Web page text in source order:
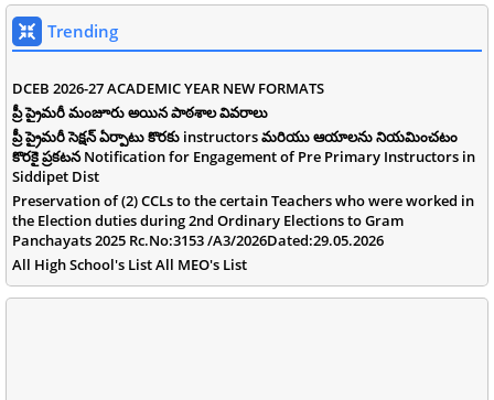
Trending
DCEB 2026-27 ACADEMIC YEAR NEW FORMATS
ప్రీ ప్రైమరీ మంజూరు అయిన పాఠశాల వివరాలు
ప్రీ ప్రైమరీ సెక్షన్ ఏర్పాటు కొరకు instructors మరియు ఆయాలను నియమించటం
కొరకై ప్రకటన Notification for Engagement of Pre Primary Instructors in
Siddipet Dist
Preservation of (2) CCLs to the certain Teachers who were worked in
the Election duties during 2nd Ordinary Elections to Gram
Panchayats 2025 Rc.No:3153 /A3/2026Dated:29.05.2026
All High School's List All MEO's List